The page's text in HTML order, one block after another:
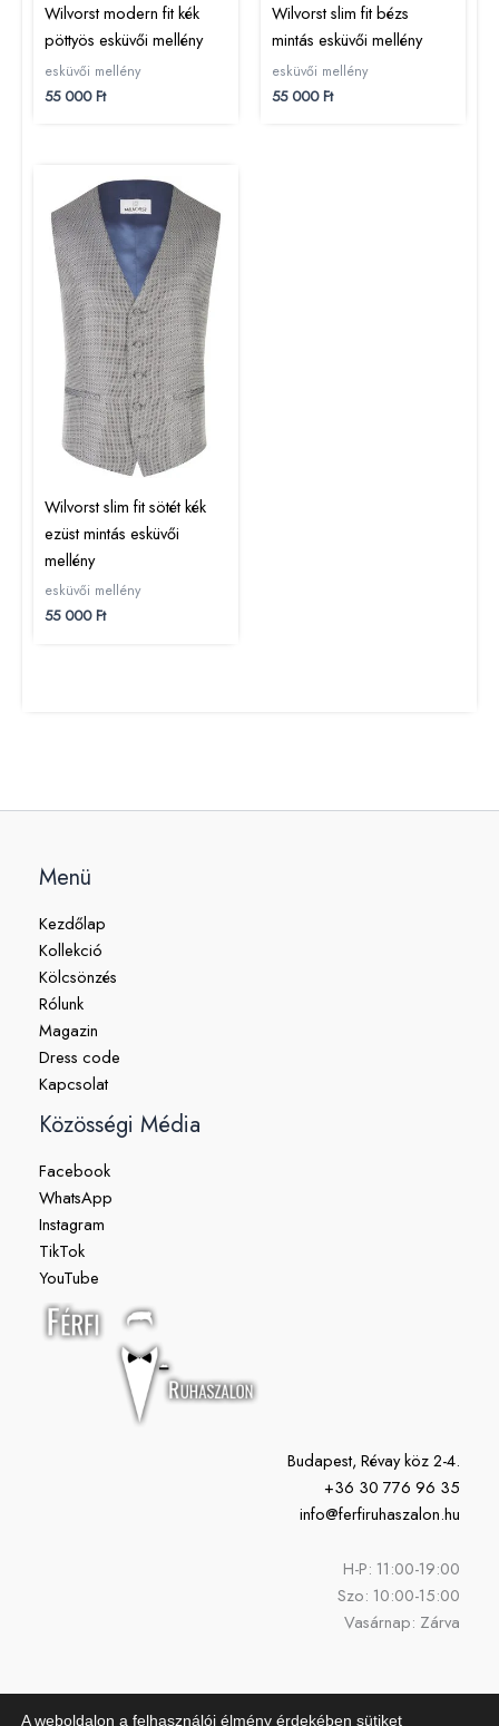
Wilvorst modern fit kék
pöttyös esküvői mellény
esküvői mellény
55 000Ft
Wilvorst slim fit bézs
mintás esküvői mellény
esküvői mellény
55 000Ft
Wilvorst slim fit sötét kék
ezüst mintás esküvői
mellény
esküvői mellény
55 000Ft
Menü
Kezdőlap
Kollekció
Kölcsönzés
Rólunk
Magazin
Dress code
Kapcsolat
Közösségi Média
Facebook
WhatsApp
Instagram
TikTok
YouTube
Budapest, Révay köz 2-4.
+36 30 776 96 35
info@ferfiruhaszalon.hu
H-P: 11:00-19:00
Szo: 10:00-15:00
Vasárnap: Zárva
A weboldalon a felhasználói élmény érdekében sütiket